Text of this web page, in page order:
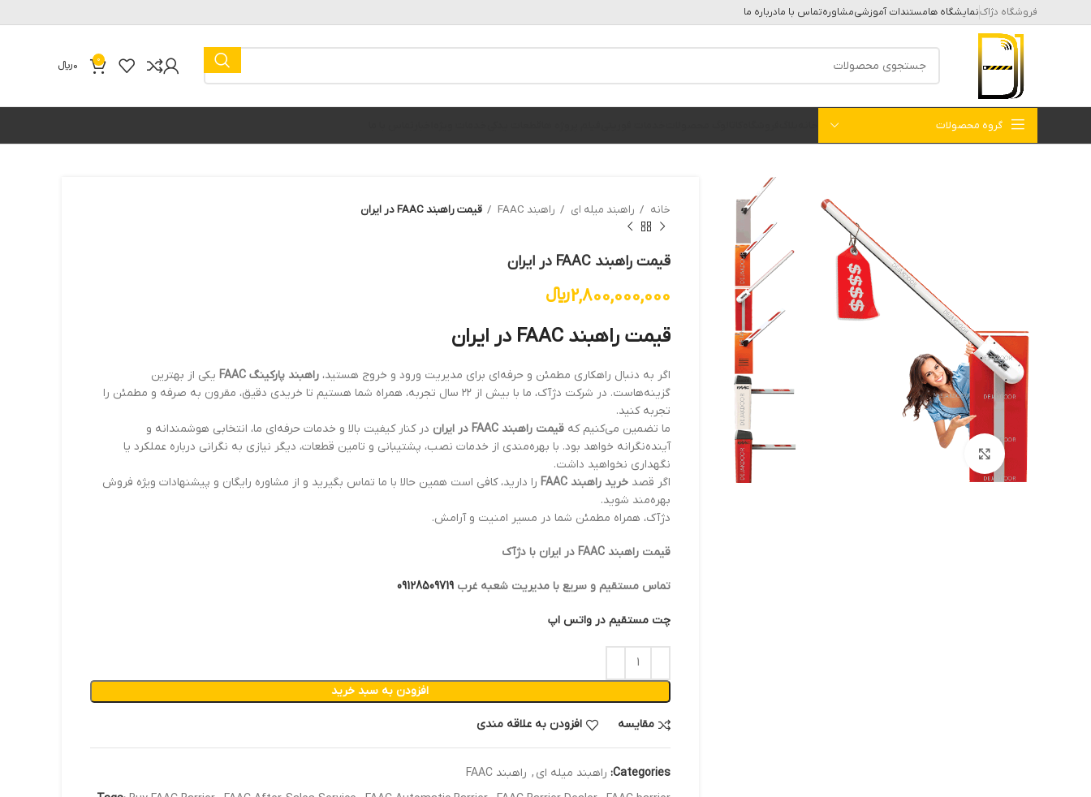
فروشگاه دژاکنمایشگاه هامستندات آموزشیمشاورهتماس با مادرباره ما
0
0﷼
گروه محصولات
بزرگنمایی تصویر
خانه راهبند میله ای راهبند FAAC قیمت راهبند FAAC در ایران
قیمت راهبند FAAC در ایران
2,800,000,000﷼
قیمت راهبند FAAC در ایران
اگر به دنبال راهکاری مطمئن و حرفه‌ای برای مدیریت ورود و خروج هستید،راهبند پارکینگ FAAC
یکی از بهترین
گزینه‌هاست. در شرکت دژآک، ما با بیش از ۲۲ سال تجربه، همراه شما هستیم تا خریدی دقیق، مقرون به صرفه و مطمئن را
تجربه کنید.
ما تضمین می‌کنیم کهقیمت راهبند FAAC در ایران
در کنار کیفیت بالا و خدمات حرفه‌ای ما، انتخابی هوشمندانه و
آینده‌نگرانه خواهد بود. با بهره‌مندی از خدمات نصب، پشتیبانی و تامین قطعات، دیگر نیازی به نگرانی درباره عملکرد یا
نگهداری نخواهید داشت.
اگر قصدخرید راهبند FAAC
را دارید، کافی است همین حالا با ما تماس بگیرید و از مشاوره رایگان و پیشنهادات ویژه فروش
بهره‌مند شوید.
دژآک، همراه مطمئن شما در مسیر امنیت و آرامش.
قیمت راهبند FAAC در ایران با دژآک
تماس مستقیم و سریع با مدیریت شعبه غرب09128509719
چت مستقیم در واتس اپ
افزودن به سبد خرید
مقایسه افزودن به علاقه مندی
Categories: راهبند میله ای , راهبند FAAC